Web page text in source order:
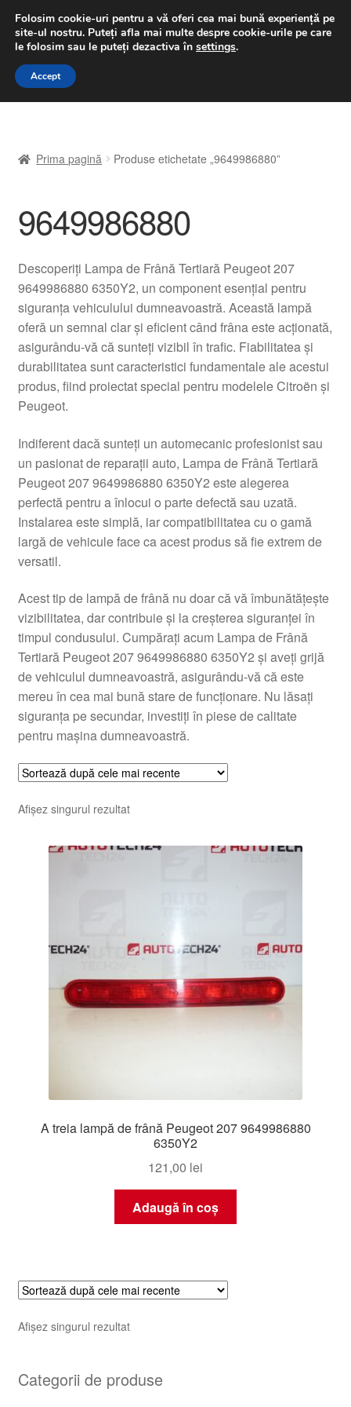
LIVRARE de la 33 lei
luni-vineri 9 a.m. - 4 p.m.031 229 6816
Sari
Sari
A lua legatura
Contul meu
Despre noi
Finalizare comandă
Livrare
Plângere
Plățile
Politică de confidențialitate
Termeni si conditii
Prima pagină Produse etichetate „9649986880”
9649986880
Descoperiți Lampa de Frână Tertiară Peugeot 207
9649986880 6350Y2, un component esențial pentru
siguranța vehiculului dumneavoastră. Această lampă
oferă un semnal clar și eficient când frâna este acționată,
asigurându-vă că sunteți vizibil în trafic. Fiabilitatea și
durabilitatea sunt caracteristici fundamentale ale acestui
produs, fiind proiectat special pentru modelele Citroën și
Peugeot.
Indiferent dacă sunteți un automecanic profesionist sau
un pasionat de reparații auto, Lampa de Frână Tertiară
Peugeot 207 9649986880 6350Y2 este alegerea
perfectă pentru a înlocui o parte defectă sau uzată.
Instalarea este simplă, iar compatibilitatea cu o gamă
largă de vehicule face ca acest produs să fie extrem de
versatil.
Acest tip de lampă de frână nu doar că vă îmbunătățește
vizibilitatea, dar contribuie și la creșterea siguranței în
timpul condusului. Cumpărați acum Lampa de Frână
Tertiară Peugeot 207 9649986880 6350Y2 și aveți grijă
de vehiculul dumneavoastră, asigurându-vă că este
mereu în cea mai bună stare de funcționare. Nu lăsați
siguranța pe secundar, investiți în piese de calitate
pentru mașina dumneavoastră.
Afișez singurul rezultat
A treia lampă de frână Peugeot 207 9649986880
6350Y2
121,00 lei
Adaugă în coș
Afișez singurul rezultat
Categorii de produse
Folosim cookie-uri pentru a vă oferi cea mai bună experiență pe
site-ul nostru. Puteți afla mai multe despre cookie-urile pe care
le folosim sau le puteți dezactiva în settings.
Accept